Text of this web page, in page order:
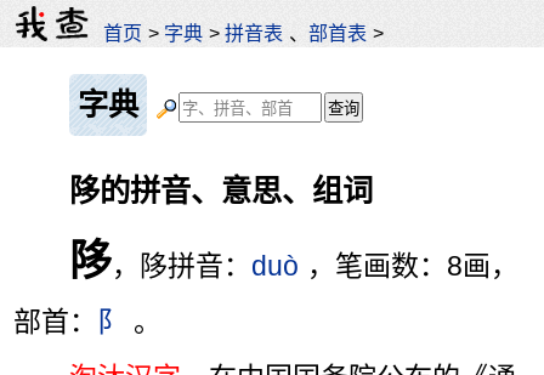
首页 > 字典 >拼音表 、部首表 >
字典
陊的拼音、意思、组词
陊，陊拼音： duò ，笔画数：8画，
部首：
阝
。